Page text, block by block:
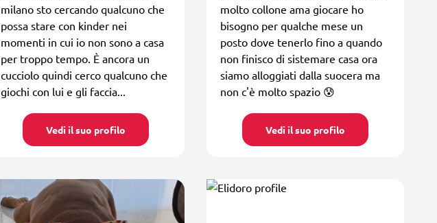
milano sto cercando qualcuno che
possa stare con kinder nei
momenti in cui io non sono a casa
per troppo tempo. È ancora un
cucciolo quindi cerco qualcuno che
giochi con lui e gli faccia...
Vedi il suo profilo
molto collone ama giocare ho
bisogno per qualche mese un
posto dove tenerlo fino a quando
non finisco di sistemare casa ora
siamo alloggiati dalla suocera ma
non c'è molto spazio 😰
Vedi il suo profilo